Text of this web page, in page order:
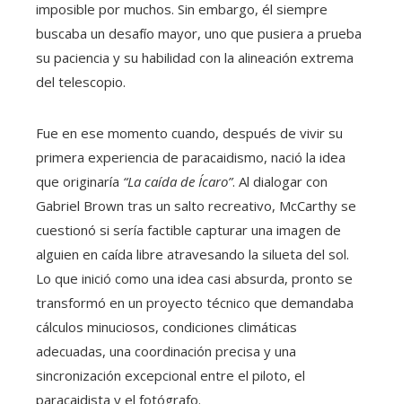
imposible por muchos. Sin embargo, él siempre
buscaba un desafío mayor, uno que pusiera a prueba
su paciencia y su habilidad con la alineación extrema
del telescopio.
Fue en ese momento cuando, después de vivir su
primera experiencia de paracaidismo, nació la idea
que originaría “La caída de Ícaro”. Al dialogar con
Gabriel Brown tras un salto recreativo, McCarthy se
cuestionó si sería factible capturar una imagen de
alguien en caída libre atravesando la silueta del sol.
Lo que inició como una idea casi absurda, pronto se
transformó en un proyecto técnico que demandaba
cálculos minuciosos, condiciones climáticas
adecuadas, una coordinación precisa y una
sincronización excepcional entre el piloto, el
paracaidista y el fotógrafo.